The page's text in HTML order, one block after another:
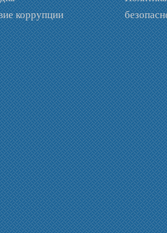
коррупции